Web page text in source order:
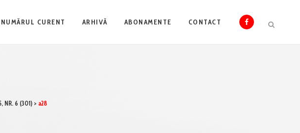
NUMĂRUL CURENT ARHIVĂ ABONAMENTE CONTACT
NR. 6 (301)> a28